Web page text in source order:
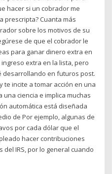
hacer si un cobrador me
prescripta? Cuanta más
sobre los motivos de su
de que el cobrador le
para ganar dinero extra en
extra en la lista, pero
desarrollando en futuros post.
te incite a tomar acción en una
una ciencia e implica muchas
automática está diseñada
de Por ejemplo, algunas de
por cada dólar que el
hacer contribuciones
IRS, por lo general cuando